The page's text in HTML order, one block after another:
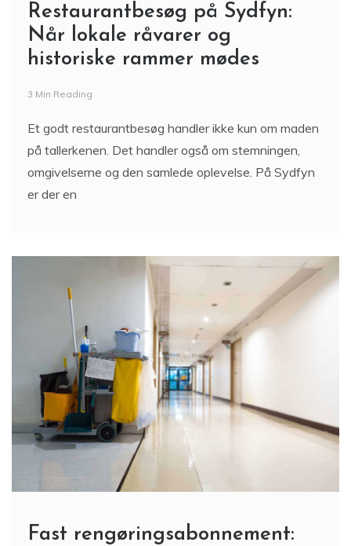
Restaurantbesøg på Sydfyn:
Når lokale råvarer og
historiske rammer mødes
3 Min Reading
Et godt restaurantbesøg handler ikke kun om maden
på tallerkenen. Det handler også om stemningen,
omgivelserne og den samlede oplevelse. På Sydfyn
er der en
Fast rengøringsabonnement: